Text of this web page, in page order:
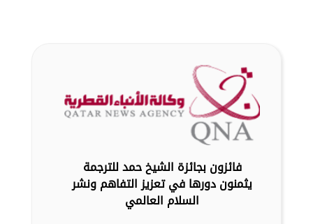
فائزون بجائزة الشيخ حمد للترجمة
يثمنون دورها في تعزيز التفاهم ونشر
السلام العالمي